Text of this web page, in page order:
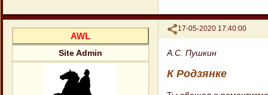
Поделиться
17-05-2020 17:40:00
AWL
Site Admin А.С. Пушкин
К Родзянке